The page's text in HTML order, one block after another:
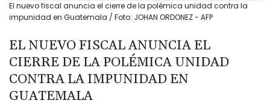
El nuevo fiscal anuncia el cierre de la polémica unidad contra la
impunidad en Guatemala / Foto: JOHAN ORDONEZ - AFP
EL NUEVO FISCAL ANUNCIA EL
CIERRE DE LA POLÉMICA UNIDAD
CONTRA LA IMPUNIDAD EN
GUATEMALA